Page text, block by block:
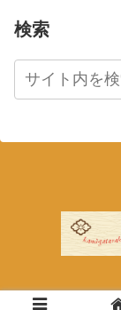
検索